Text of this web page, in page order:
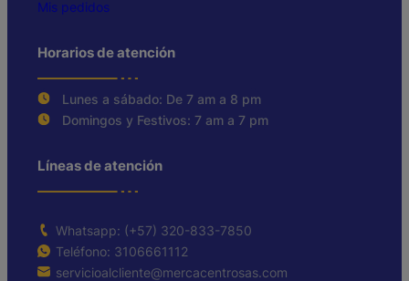
Mis pedidos
Horarios de atención
Lunes a sábado: De 7 am a 8 pm
Domingos y Festivos: 7 am a 7 pm
Líneas de atención
Whatsapp: (+57) 320-833-7850
Teléfono: 3106661112
servicioalcliente@mercacentrosas.com